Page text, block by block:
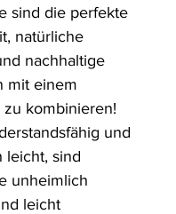
sind die perfekte
natürliche
nachhaltige
mit einem
zu kombinieren!
und
leicht, sind
unheimlich
leicht